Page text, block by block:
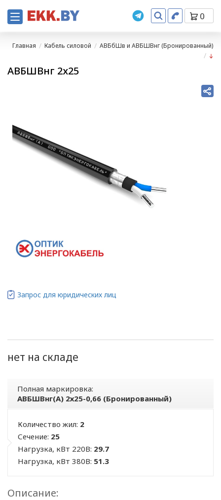
0
Главная Кабель силовой АВБбШв и АВБШВнг (Бронированный)
АВБШВнг 2х25
Полная маркировка:
АВБШВнг(А) 2х25-0,66 (Бронированный)
Количество жил: 2
Сечение: 25
Нагрузка, кВт 220В: 29.7
Нагрузка, кВт 380В: 51.3
нет на складе
Запрос для юридических лиц
Описание: